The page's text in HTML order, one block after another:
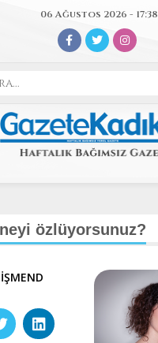
06 Ağustos 2026 - 17:38
özlüyorsunuz?